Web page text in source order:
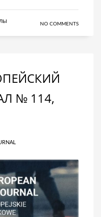
NO COMMENTS
№ 114,